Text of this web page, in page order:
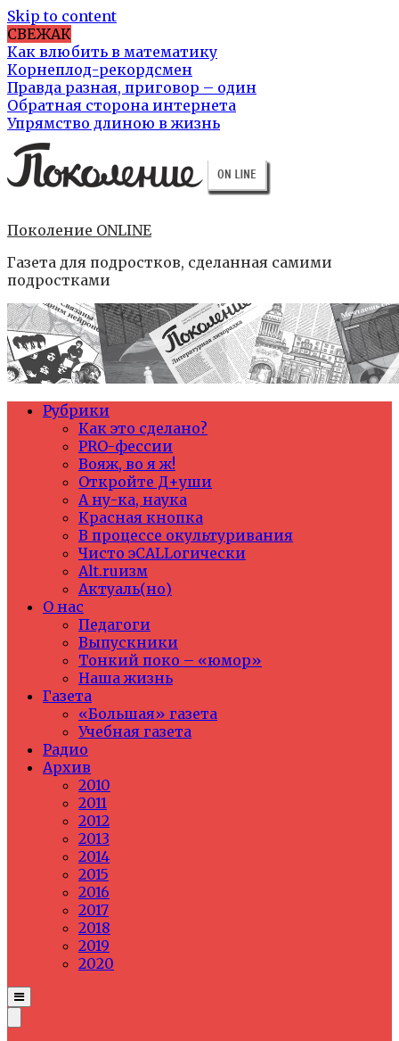
Skip to content
СВЕЖАК
Как влюбить в математику
Корнеплод-рекордсмен
Правда разная, приговор – один
Обратная сторона интернета
Упрямство длиною в жизнь
Поколение ONLINE
Газета для подростков, сделанная самими
подростками
Рубрики
Как это сделано?
PRO-фессии
Вояж, во я ж!
Откройте Д+уши
А ну-ка, наука
Красная кнопка
В процессе окультуривания
Чисто эCALLогически
Alt.ruизм
Актуаль(но)
О нас
Педагоги
Выпускники
Тонкий поко – «юмор»
Наша жизнь
Газета
«Большая» газета
Учебная газета
Радио
Архив
2010
2011
2012
2013
2014
2015
2016
2017
2018
2019
2020